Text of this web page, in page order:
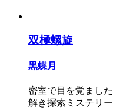
双極螺旋
黒蝶月
密室で目を覚まし
解き探索ミステリー